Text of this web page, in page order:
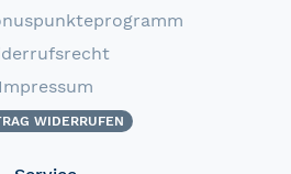
Impressum
WIDERRUFEN